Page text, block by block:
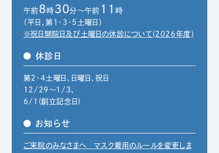
午前 8 時 30分～午前 11
時
（平日、第1・3・5土曜日）
※祝日開院日及び土曜日の休診について(2026年度)
休診日
第2・4土曜日、日曜日、祝日
12/29〜1/3、
6/1(創立記念日)
お知らせ
ご来院のみなさまへ マスク着用のルールを変更しま